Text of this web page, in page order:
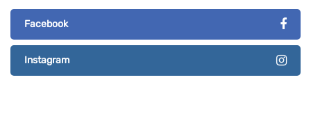
Facebook
Instagram